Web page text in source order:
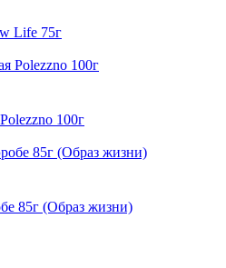
Life 75г
100г
85г (Образ жизни)